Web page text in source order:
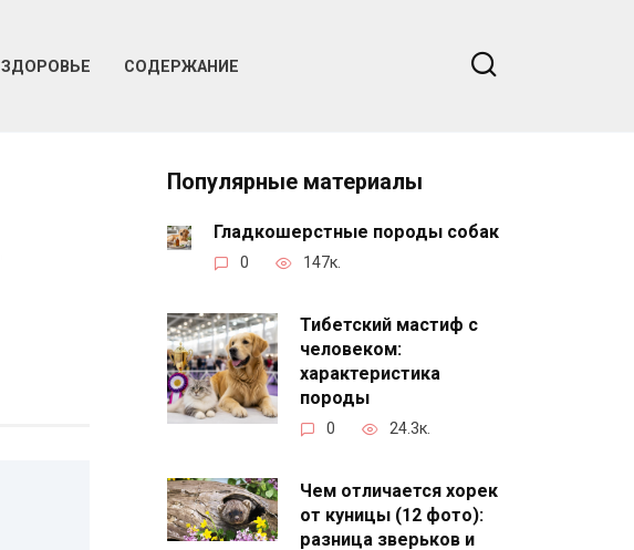
ЗДОРОВЬЕ СОДЕРЖАНИЕ
Популярные материалы
Гладкошерстные породы собак
0 147к.
Тибетский мастиф с
человеком:
характеристика
породы
0 24.3к.
Чем отличается хорек
от куницы (12 фото):
разница зверьков и